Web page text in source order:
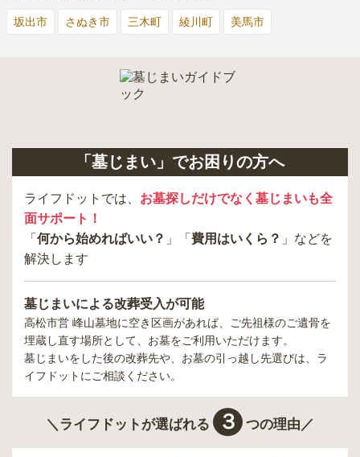
坂出市 さぬき市 三木町 綾川町 美馬市
「墓じまい」でお困りの方へ
ライフドットでは、 お墓探しだけでなく墓じまいも全
面サポート！
「 何から始めればいい？ 」「 費用はいくら？ 」などを
解決します
墓じまいによる改葬受入が可能
高松市営 峰山墓地に空き区画があれば、ご先祖様のご遺骨を
埋蔵し直す場所として、お墓をご利用いただけます。
墓じまいをした後の改葬先や、お墓の引っ越し先選びは、ラ
イフドットにご相談ください。
＼ライフドットが選ばれる ３ つの理由／